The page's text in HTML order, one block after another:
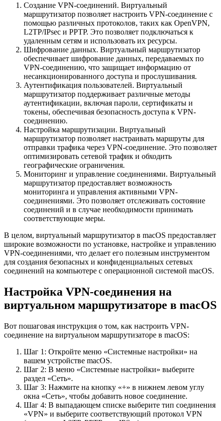
Создание VPN-соединений. Виртуальный
маршрутизатор позволяет настроить VPN-соединение с
помощью различных протоколов, таких как OpenVPN,
L2TP/IPsec и PPTP. Это позволяет подключаться к
удаленным сетям и использовать их ресурсы.
Шифрование данных. Виртуальный маршрутизатор
обеспечивает шифрование данных, передаваемых по
VPN-соединению, что защищает информацию от
несанкционированного доступа и прослушивания.
Аутентификация пользователей. Виртуальный
маршрутизатор поддерживает различные методы
аутентификации, включая пароли, сертификаты и
токены, обеспечивая безопасность доступа к VPN-
соединению.
Настройка маршрутизации. Виртуальный
маршрутизатор позволяет настраивать маршруты для
отправки трафика через VPN-соединение. Это позволяет
оптимизировать сетевой трафик и обходить
географические ограничения.
Мониторинг и управление соединениями. Виртуальный
маршрутизатор предоставляет возможность
мониторинга и управления активными VPN-
соединениями. Это позволяет отслеживать состояние
соединений и в случае необходимости принимать
соответствующие меры.
В целом, виртуальный маршрутизатор в macOS предоставляет
широкие возможности по установке, настройке и управлению
VPN-соединениями, что делает его полезным инструментом
для создания безопасных и конфиденциальных сетевых
соединений на компьютере с операционной системой macOS.
Настройка VPN-соединения на
виртуальном маршрутизаторе в macOS
Вот пошаговая инструкция о том, как настроить VPN-
соединение на виртуальном маршрутизаторе в macOS:
Шаг 1: Откройте меню «Системные настройки» на
вашем устройстве macOS.
Шаг 2: В меню «Системные настройки» выберите
раздел «Сеть».
Шаг 3: Нажмите на кнопку «+» в нижнем левом углу
окна «Сеть», чтобы добавить новое соединение.
Шаг 4: В выпадающем списке выберите тип соединения
«VPN» и выберите соответствующий протокол VPN